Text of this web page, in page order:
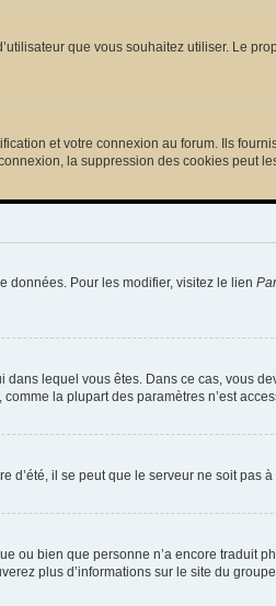
que vous souhaitez utiliser. Le
et votre connexion au forum. Ils
la suppression des cookies peut
données. Pour les modifier, visitez le lien
dans lequel vous êtes. Dans ce cas, vous
la plupart des paramètres n’est
d’été, il se peut que le serveur ne soit pas
ou bien que personne n’a encore
plus d’informations sur le site du